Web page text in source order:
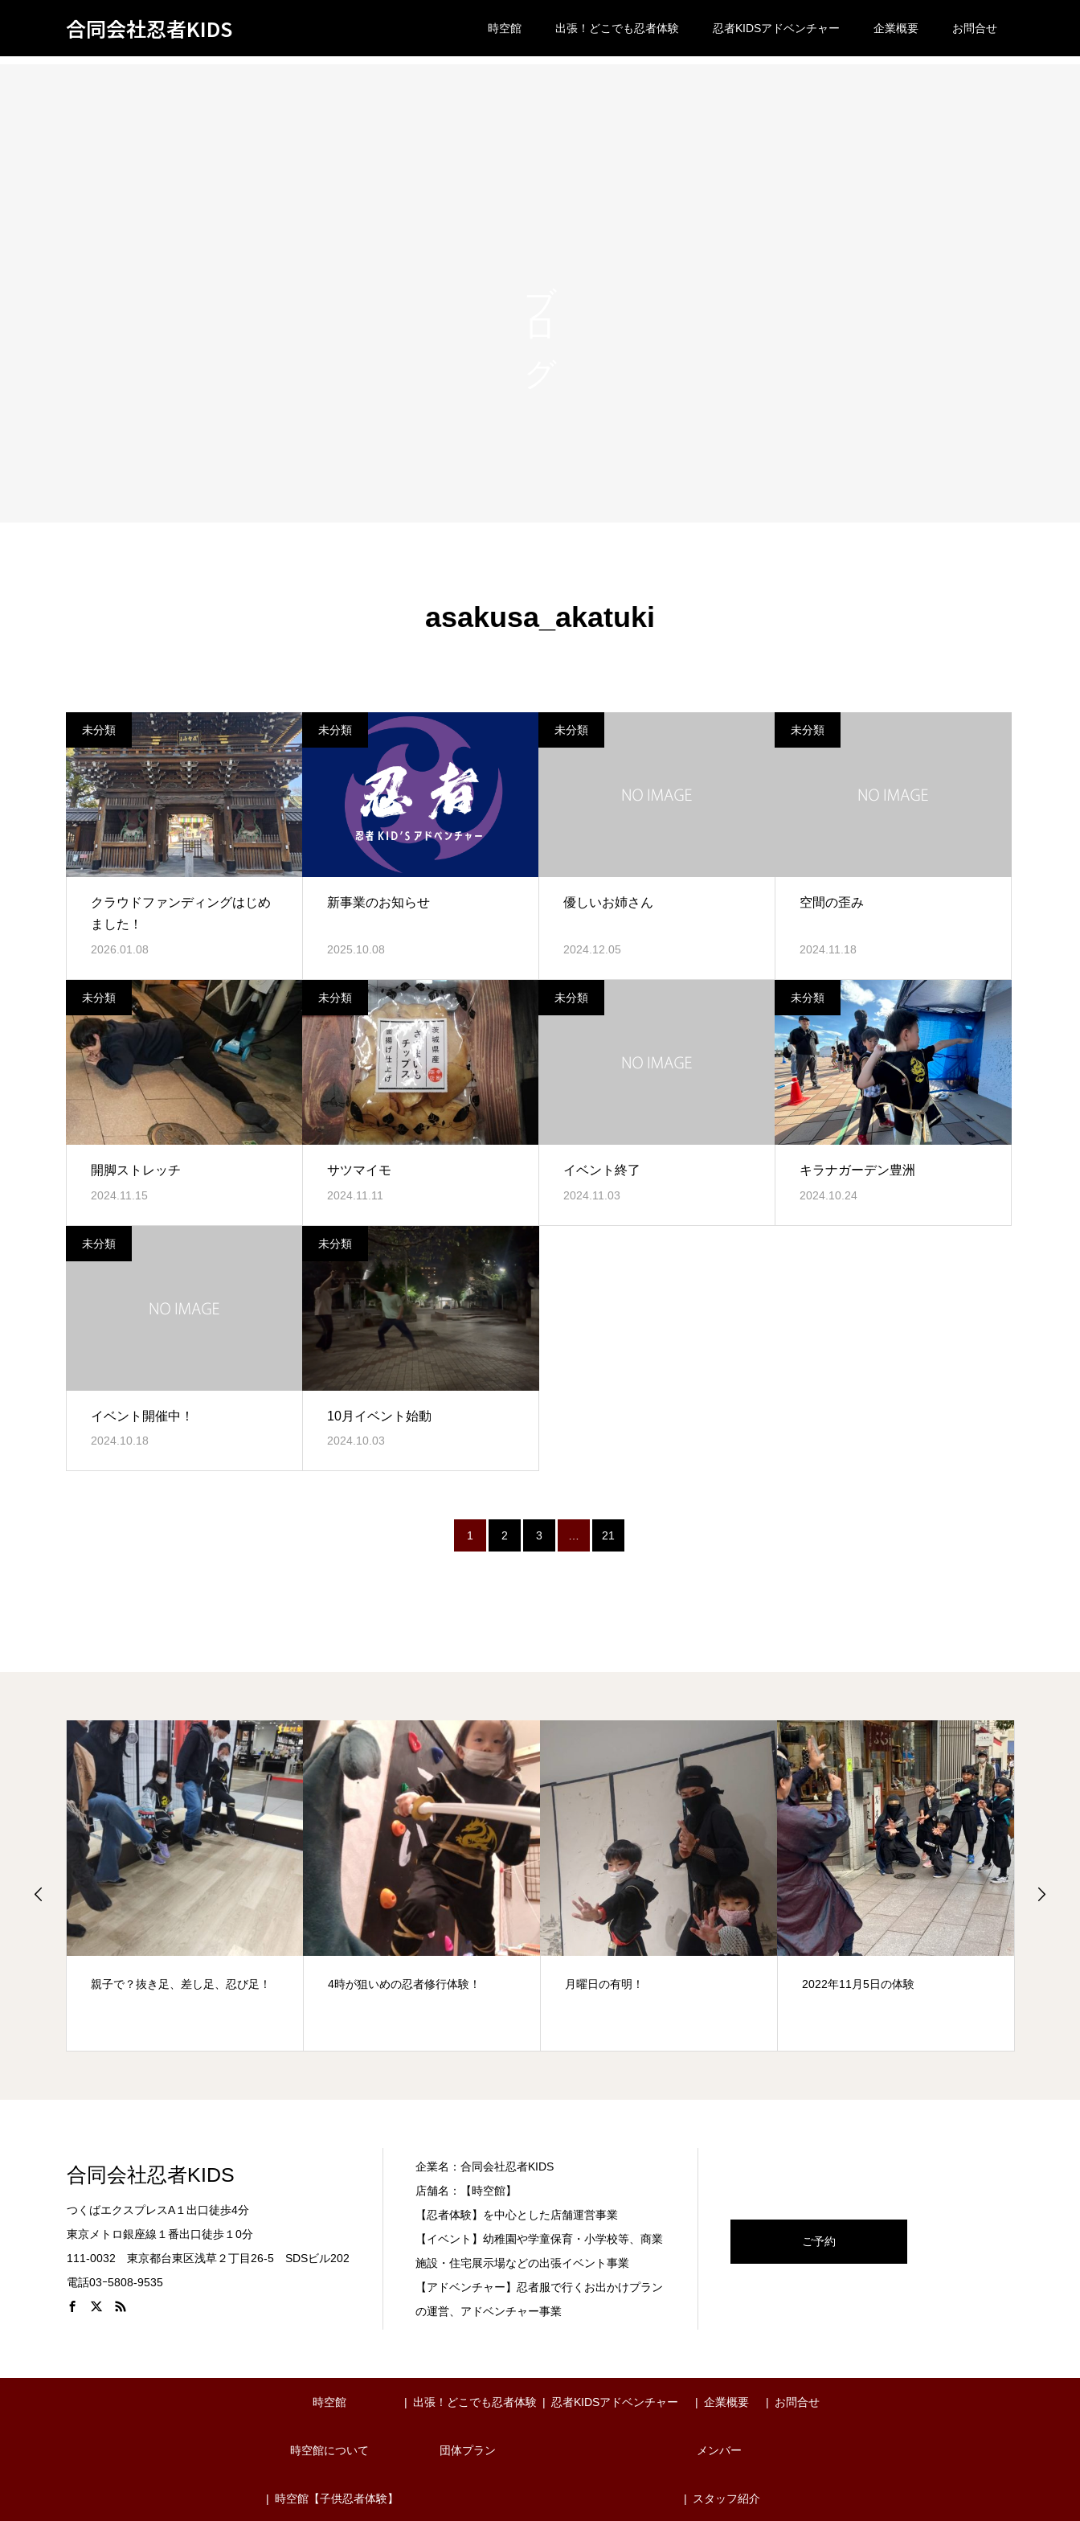
合同会社忍者KIDS 時空館 出張！どこでも忍者体験 忍者KIDSアドベンチャー 企業概要 お問合せ
asakusa_akatuki
未分類
クラウドファンディングはじめ
ました！
2026.01.08
未分類
新事業のお知らせ
2025.10.08
未分類
優しいお姉さん
2024.12.05
未分類
空間の歪み
2024.11.18
未分類
開脚ストレッチ
2024.11.15
未分類
サツマイモ
2024.11.11
未分類
イベント終了
2024.11.03
未分類
キラナガーデン豊洲
2024.10.24
未分類
イベント開催中！
2024.10.18
未分類
10月イベント始動
2024.10.03
1 2 3 … 21
親子で？抜き足、差し足、忍び足！ 4時が狙いめの忍者修行体験！ 月曜日の有明！ 2022年11月5日の体験
合同会社忍者KIDS
つくばエクスプレスA１出口徒歩4分
東京メトロ銀座線１番出口徒歩１0分
111-0032 東京都台東区浅草２丁目26-5 SDSビル202
電話03ｰ5808-9535
企業名：合同会社忍者KIDS
店舗名：【時空館】
【忍者体験】を中心とした店舗運営事業
【イベント】幼稚園や学童保育・小学校等、商業
施設・住宅展示場などの出張イベント事業
【アドベンチャー】忍者服で行くお出かけプラン
の運営、アドベンチャー事業
ご予約
時空館
時空館について
時空館【子供忍者体験】
出張！どこでも忍者体験
団体プラン
忍者KIDSアドベンチャー 企業概要
メンバー
スタッフ紹介
お問合せ